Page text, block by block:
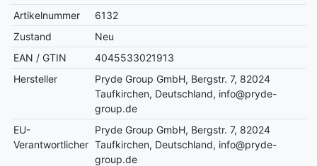
Artikelnummer
6132
Zustand
Neu
EAN / GTIN
4045533021913
Hersteller
Pryde Group GmbH, Bergstr. 7, 82024
Taufkirchen, Deutschland, info@pryde-
group.de
EU-
Verantwortlicher
Pryde Group GmbH, Bergstr. 7, 82024
Taufkirchen, Deutschland, info@pryde-
group.de